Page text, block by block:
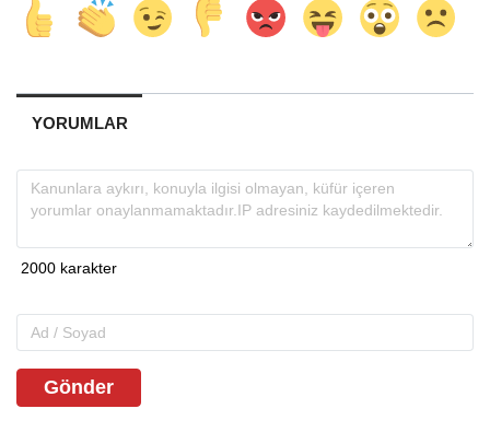
YORUMLAR
Gönder